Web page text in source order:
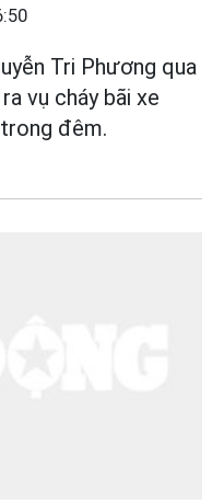
Tri Phương qua
vụ cháy bãi xe
đêm.